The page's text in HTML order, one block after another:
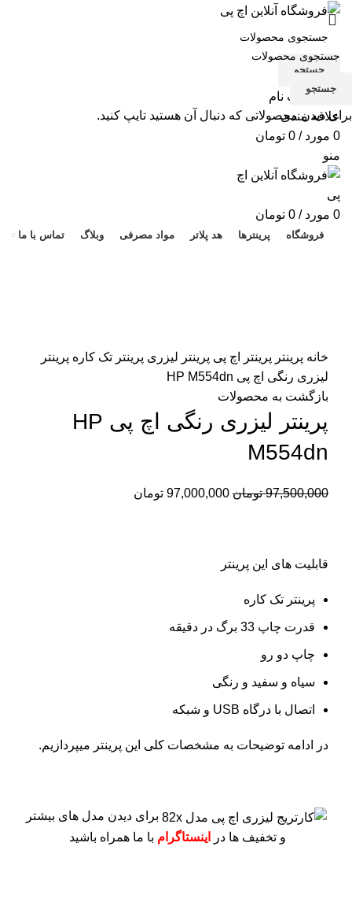
جستجو
ورود / ثبت نام
علاقه مندی
0 مورد /
0 تومان
منو
0 مورد /
0 تومان
فروشگاه پرینترها هد پلاتر مواد مصرفی وبلاگ تماس با ما
خانه پرینتر پرینتر اچ پی پرینتر لیزری پرینتر تک کاره پرینتر
لیزری رنگی اچ پی HP M554dn
بازگشت به محصولات
پرینتر لیزری رنگی اچ پی HP
M554dn
97,500,000 تومان 97,000,000 تومان
قابلیت های این پرینتر
پرینتر تک کاره
قدرت چاپ 33 برگ در دقیقه
چاپ دو رو
سیاه و سفید و رنگی
اتصال با درگاه USB و شبکه
در ادامه توضیحات به مشخصات کلی این پرینتر میپردازیم.
برای دیدن مدل های بیشتر
و تخفیف ها در
اینستاگرام با ما همراه باشید
جستجو
برای دیدن محصولاتی که دنبال آن هستید تایپ کنید.